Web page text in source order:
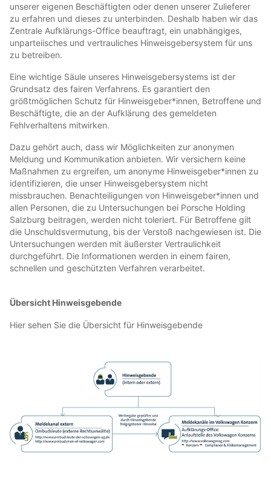
unserer eigenen Beschäftigten oder denen unserer Zulieferer
zu erfahren und dieses zu unterbinden. Deshalb haben wir das
Zentrale Aufklärungs-Office beauftragt, ein unabhängiges,
unparteiisches und vertrauliches Hinweisgebersystem für uns
zu betreiben.
Eine wichtige Säule unseres Hinweisgebersystems ist der
Grundsatz des fairen Verfahrens. Es garantiert den
größtmöglichen Schutz für Hinweisgeber*innen, Betroffene und
Beschäftigte, die an der Aufklärung des gemeldeten
Fehlverhaltens mitwirken.
Dazu gehört auch, dass wir Möglichkeiten zur anonymen
Meldung und Kommunikation anbieten. Wir versichern keine
Maßnahmen zu ergreifen, um anonyme Hinweisgeber*innen zu
identifizieren, die unser Hinweisgebersystem nicht
missbrauchen. Benachteiligungen von Hinweisgeber*innen und
allen Personen, die zu Untersuchungen bei Porsche Holding
Salzburg beitragen, werden nicht toleriert. Für Betroffene gilt
die Unschuldsvermutung, bis der Verstoß nachgewiesen ist. Die
Untersuchungen werden mit äußerster Vertraulichkeit
durchgeführt. Die Informationen werden in einem fairen,
schnellen und geschützten Verfahren verarbeitet.
Übersicht Hinweisgebende
Hier sehen Sie die Übersicht für Hinweisgebende